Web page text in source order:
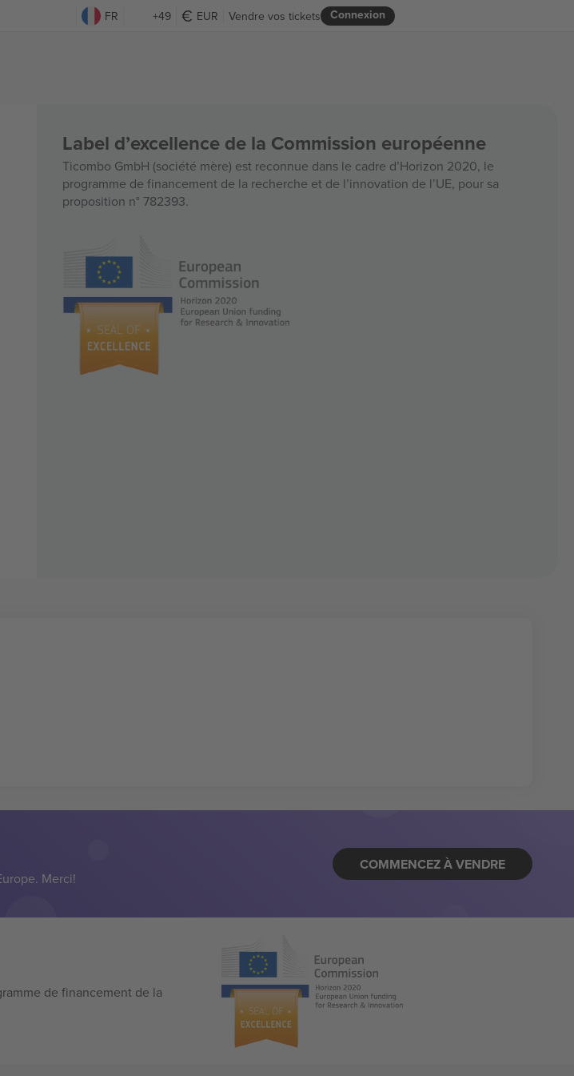
FR +49 EUR Connexion
Vendre vos tickets
Label d’excellence de la Commission européenne
Ticombo GmbH (société mère) est reconnue dans le cadre d’Horizon 2020, le
programme de financement de la recherche et de l’innovation de l’UE, pour sa
proposition n° 782393.
Merci!
COMMENCEZ À VENDRE
de financement de la